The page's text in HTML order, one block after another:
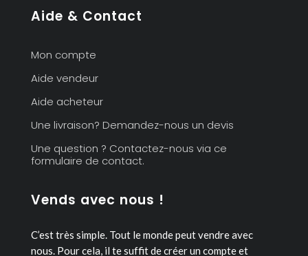
Aide & Contact
Mon compte
Aide vendeur
Aide acheteur
Une livraison? Demandez-nous un devis
Une question ? Contactez-nous via ce
formulaire de contact.
Vends avec nous !
C’est très simple. Tout le monde peut vendre avec
nous. Pour cela, il te suffit de créer un compte et